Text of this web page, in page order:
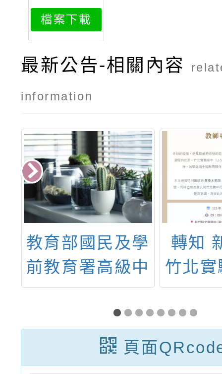
年華活動實
施計畫
檔案下載
最新公告-相關內容
information
轉知 新竹縣立
竹北實驗高級中
等學校籌備處辦
理「教師專題研
習-『實驗教育
課程領航與PBL
114年
向課
建置
畫」
量實
習
頁面